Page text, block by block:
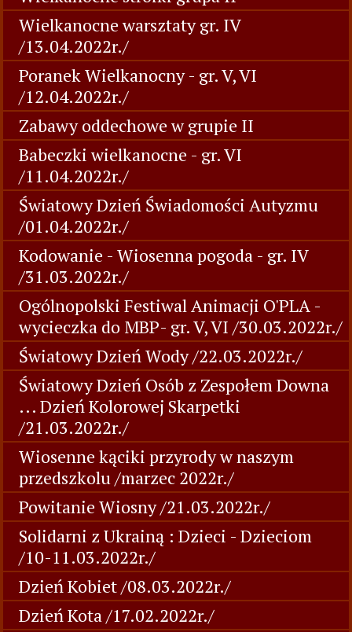
Wielkanocne warsztaty gr. IV
/13.04.2022r./
Poranek Wielkanocny - gr. V, VI
/12.04.2022r./
Zabawy oddechowe w grupie II
Babeczki wielkanocne - gr. VI
/11.04.2022r./
Światowy Dzień Świadomości Autyzmu
/01.04.2022r./
Kodowanie - Wiosenna pogoda - gr. IV
/31.03.2022r./
Ogólnopolski Festiwal Animacji O'PLA -
wycieczka do MBP- gr. V, VI /30.03.2022r./
Światowy Dzień Wody /22.03.2022r./
Światowy Dzień Osób z Zespołem Downa
... Dzień Kolorowej Skarpetki
/21.03.2022r./
Wiosenne kąciki przyrody w naszym
przedszkolu /marzec 2022r./
Powitanie Wiosny /21.03.2022r./
Solidarni z Ukrainą : Dzieci - Dzieciom
/10-11.03.2022r./
Dzień Kobiet /08.03.2022r./
Dzień Kota /17.02.2022r./